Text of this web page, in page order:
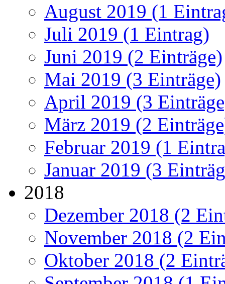
August 2019 (1
Juli 2019 (1 Eintrag)
Juni 2019 (2 Einträge)
Mai 2019 (3 Einträge)
April 2019 (3
März 2019 (2
Februar 2019 (1
Januar 2019 (3
2018
Dezember 2018 (2
November 2018 (2
Oktober 2018 (2